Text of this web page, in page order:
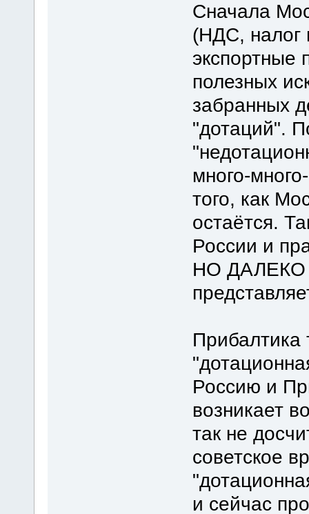
Сначала
(НДС, налог
экспортные
полезных
забранных
"дотаций".
много-
того, как
остаётся.
России и
НО ДАЛЕКО
Прибалтика
Россию и
возникает
так не
советское
и сейчас